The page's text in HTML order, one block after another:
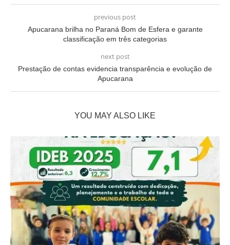
previous post
Apucarana brilha no Paraná Bom de Esfera e garante
classificação em três categorias
next post
Prestação de contas evidencia transparência e evolução de
Apucarana
YOU MAY ALSO LIKE